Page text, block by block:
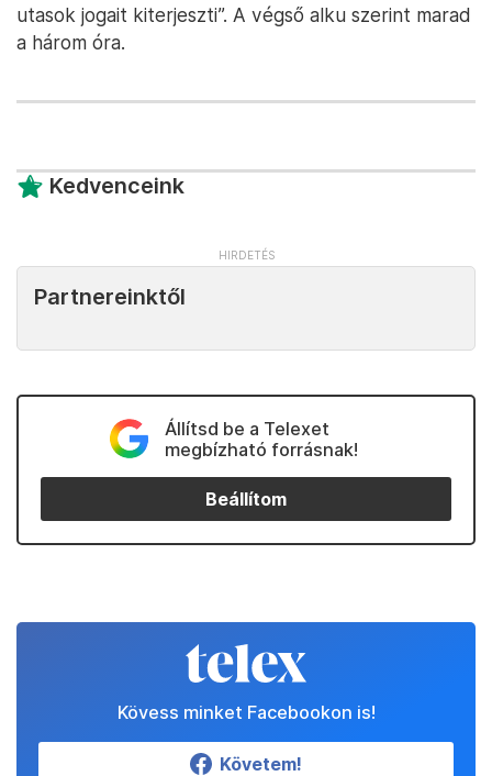
utasok jogait kiterjeszti”. A végső alku szerint marad
a három óra.
Kedvenceink
Partnereinktől
Állítsd be a Telexet
megbízható forrásnak!
Beállítom
Kövess minket Facebookon is!
Követem!